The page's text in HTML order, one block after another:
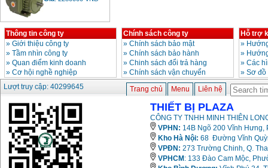
Bảng giá động cơ
diesel đầu nổ diesel
Giá:6500000
Bảng giá mũi khoan
rút lõi bê tông
330000VND
Máy khoan Bosch đa
năng GBH 2-26DRE
(800W)
Giá: 3980000
Thông tin công ty
» Giới thiệu công ty
» Tầm nhìn công ty
» Quan điểm kinh doanh
» Cơ hội nghề nghiệp
Chính sách công ty
» Chính sách bảo mật
» Chính sách bảo hành
» Chinh sách đổi trả hàng
» Chính sách vận chuyển
Hỗ trợ
»
»
» Các
» Sơ
Lượt truy cập: 40299645
Trang chủ Menu Liên hệ
THIẾT BỊ PLAZA
CÔNG TY TNHH MINH THIÊN
VPHN: 14B Ngõ 200 Vĩnh Hưng,
Kho Hà Nội: 68 Đường Vĩnh
VPĐN: 273 Trường Chinh, Q.
VPHCM : 133 Đào Cam Mộc,